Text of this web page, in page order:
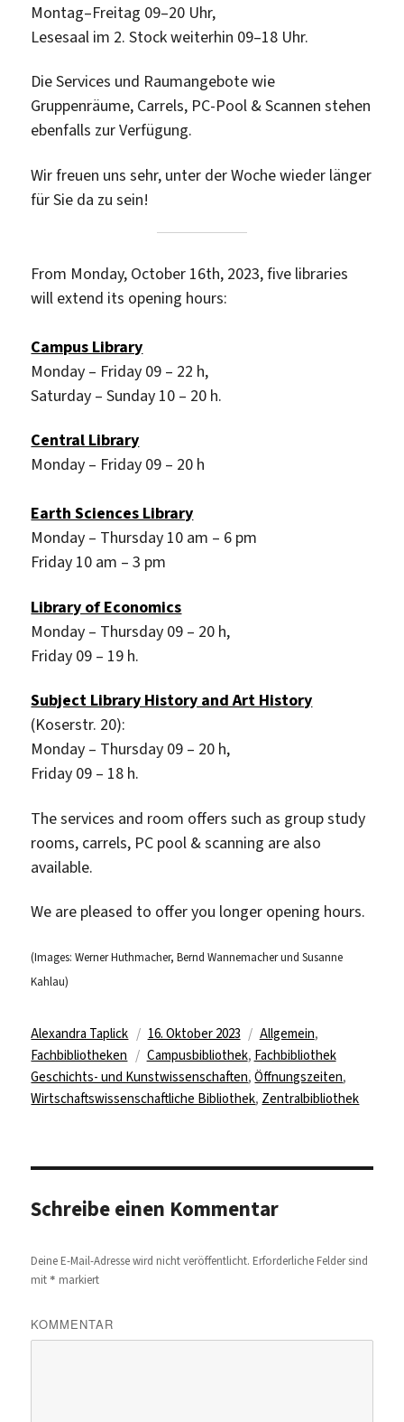
Montag–Freitag 09–20 Uhr,
Lesesaal im 2. Stock weiterhin 09–18 Uhr.
Die Services und Raumangebote wie
Gruppenräume, Carrels, PC-Pool & Scannen stehen
ebenfalls zur Verfügung.
Wir freuen uns sehr, unter der Woche wieder länger
für Sie da zu sein!
From Monday, October 16th, 2023, five libraries
will extend its opening hours:
Campus Library
Monday – Friday 09 – 22 h,
Saturday – Sunday 10 – 20 h.
Central Library
Monday – Friday 09 – 20 h
Earth Sciences Library
Monday – Thursday 10 am – 6 pm
Friday 10 am – 3 pm
Library of Economics
Monday – Thursday 09 – 20 h,
Friday 09 – 19 h.
Subject Library History and Art History
(Koserstr. 20):
Monday – Thursday 09 – 20 h,
Friday 09 – 18 h.
The services and room offers such as group study
rooms, carrels, PC pool & scanning are also
available.
We are pleased to offer you longer opening hours.
(Images: Werner Huthmacher, Bernd Wannemacher und Susanne
Kahlau)
Autor
Alexandra Taplick
Veröffentlicht
am
16. Oktober 2023 Kategorien
Allgemein,
Fachbibliotheken
Schlagwörter
Campusbibliothek, Fachbibliothek
Geschichts- und Kunstwissenschaften,Öffnungszeiten,
Wirtschaftswissenschaftliche Bibliothek, Zentralbibliothek
Schreibe einen Kommentar
Deine E-Mail-Adresse wird nicht veröffentlicht. Erforderliche Felder sind
mit * markiert
KOMMENTAR